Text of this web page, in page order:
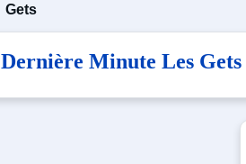
Gets
Dernière Minute Les Gets